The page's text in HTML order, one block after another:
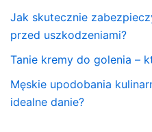
Jak skutecznie
przed uszkodzeniami?
Tanie kremy do golenia –
Męskie upodobania
idealne danie?